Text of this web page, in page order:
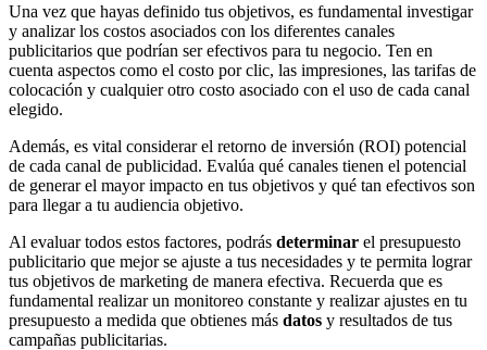
Una vez que hayas definido tus objetivos, es fundamental investigar
y analizar los costos asociados con los diferentes canales
publicitarios que podrían ser efectivos para tu negocio. Ten en
cuenta aspectos como el costo por clic, las impresiones, las tarifas de
colocación y cualquier otro costo asociado con el uso de cada canal
elegido.
Además, es vital considerar el retorno de inversión (ROI) potencial
de cada canal de publicidad. Evalúa qué canales tienen el potencial
de generar el mayor impacto en tus objetivos y qué tan efectivos son
para llegar a tu audiencia objetivo.
Al evaluar todos estos factores, podrás determinar el presupuesto
publicitario que mejor se ajuste a tus necesidades y te permita lograr
tus objetivos de marketing de manera efectiva. Recuerda que es
fundamental realizar un monitoreo constante y realizar ajustes en tu
presupuesto a medida que obtienes más datos y resultados de tus
campañas publicitarias.